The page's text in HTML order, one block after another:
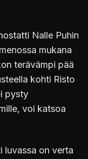
Nalle Puhin
mukana
terävämpi pää
kohti Risto
pysty
voi katsoa
luvassa on verta